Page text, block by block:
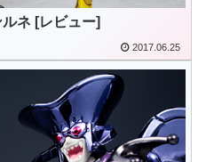
ネ [レビュー]
2017.06.25